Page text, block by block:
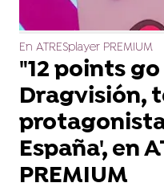
En ATRESplayer PREMIUM
"12 points
Dragvisión,
España', en
PREMIUM